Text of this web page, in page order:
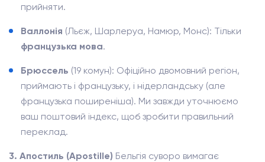
прийняти.
Валлонія (Льєж, Шарлеруа, Намюр, Монс): Тільки
французька мова.
Брюссель (19 комун): Офіційно двомовний регіон,
приймають і французьку, і нідерландську (але
французька поширеніша). Ми завжди уточнюємо
ваш поштовий індекс, щоб зробити правильний
переклад.
3. Апостиль (Apostille) Бельгія суворо вимагає